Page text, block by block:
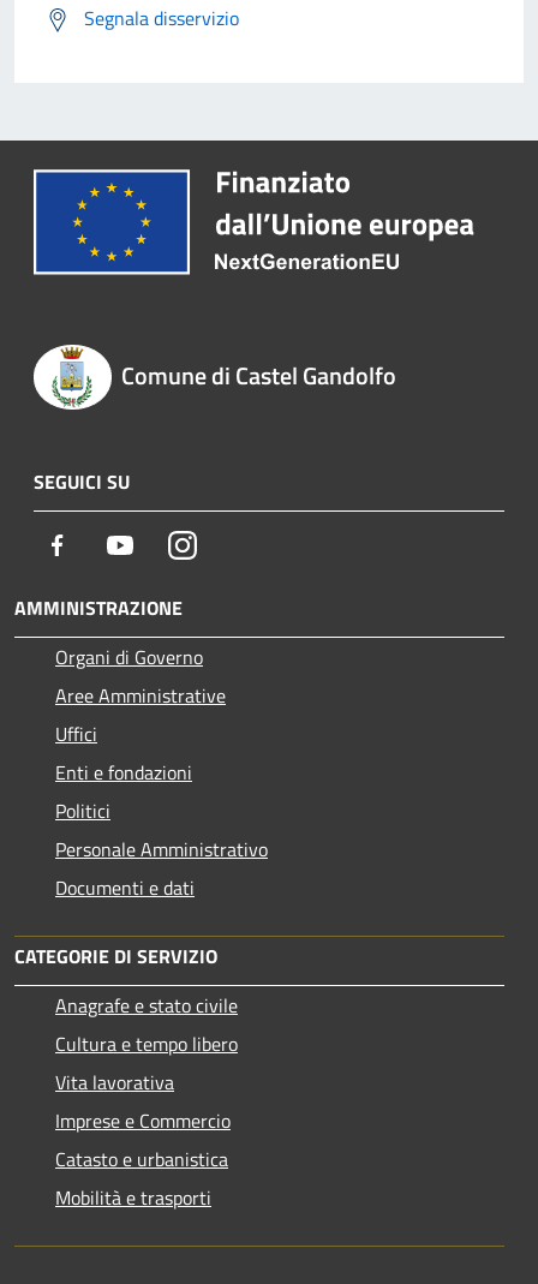
Segnala disservizio
Comune di Castel Gandolfo
SEGUICI SU
Facebook YoutubeInstagram
AMMINISTRAZIONE
Organi di Governo
Aree Amministrative
Uffici
Enti e fondazioni
Politici
Personale Amministrativo
Documenti e dati
CATEGORIE DI SERVIZIO
Anagrafe e stato civile
Cultura e tempo libero
Vita lavorativa
Imprese e Commercio
Catasto e urbanistica
Mobilità e trasporti